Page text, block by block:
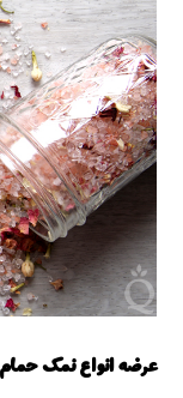
عرضه انواع نمک